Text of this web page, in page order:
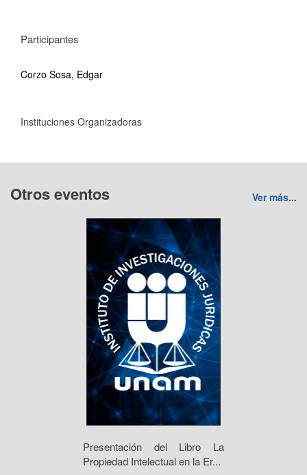
Participantes
Corzo Sosa, Edgar
Instituciones Organizadoras
Otros eventos Ver más...
Presentación del Libro La
Propiedad Intelectual en la Er...